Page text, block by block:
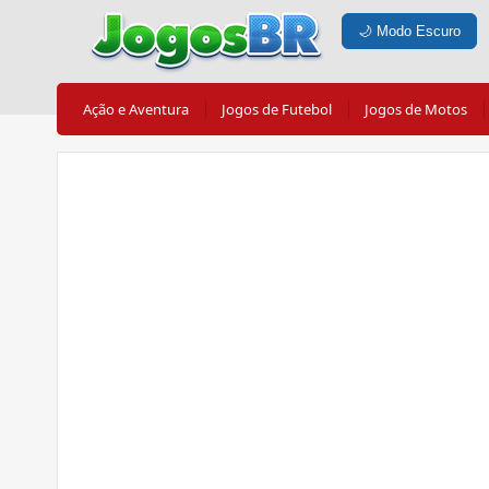
🌙 Modo Escuro
Ação e Aventura Jogos de Futebol Jogos de Motos